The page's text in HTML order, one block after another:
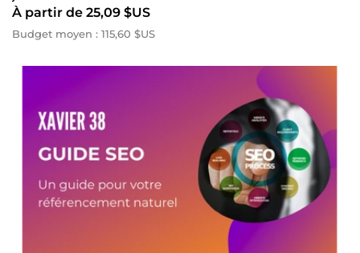
À partir de 25,09 $US
Budget moyen : 115,60 $US